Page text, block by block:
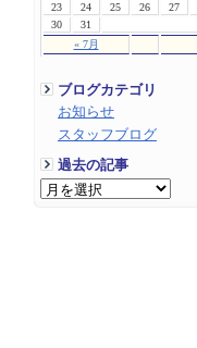
« 7月
23
24 25 26 27
30
31
ブログカテゴリ
お知らせ
スタッフブログ
過去の記事